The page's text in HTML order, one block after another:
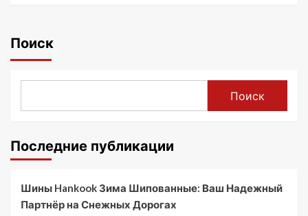
Поиск
Поиск
Последние публикации
Шины Hankook Зима Шипованные: Ваш Надежный
Партнёр на Снежных Дорогах